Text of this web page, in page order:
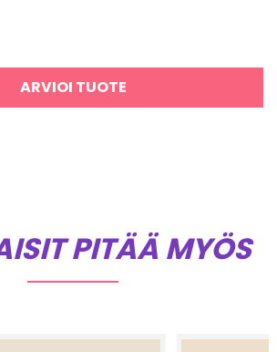
ARVIOI TUOTE
PITÄÄ MYÖS